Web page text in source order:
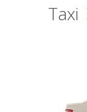
Taxi